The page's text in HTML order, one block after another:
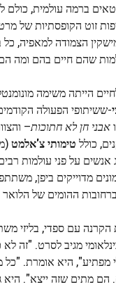
ברמה עולמית, כולם
זוט הקופסתיות של
הצמודה למאפיה, כל
שהם חיים בהם ומה
הייתה משימה
-ששיתופי הפעולה
ואבני חן לא חתוכות–
כולל טימותי צ'אלמט
אנשים על פני עולמות
מדוייקים ביפן,
ההומים של הלואר
הקרנה עם ספדי, בליזי
מגיב לסרט. "זה לא
מפתיע", היא אומרת. "כל
הם מתים שזה ייצא".